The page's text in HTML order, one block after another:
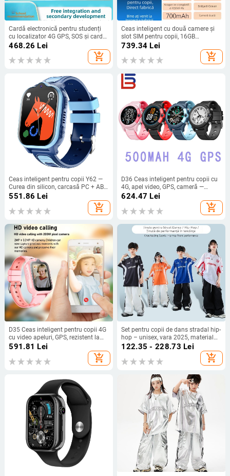
Cardă electronică pentru studenți
cu localizator 4G GPS, SOS și card
de prezență integrat, baterie
468.26 Lei
add_shopping_cart
Ceas inteligent cu două camere și
slot SIM pentru copii, 16GB
memorie, 2GB RAM, baterie
700mAh, compatibil Android și iOS
739.34 Lei
add_shopping_cart
Ceas inteligent pentru copii Y62 —
Curea din silicon, carcasă PC + ABS,
baterie 800mAh, memorie 128MB,
551.86 Lei
add_shopping_cart
D36 Ceas inteligent pentru copii cu
4G, apel video, GPS, cameră —
impermeabil
624.47 Lei
add_shopping_cart
D35 Ceas inteligent pentru copii 4G
cu video apeluri, GPS, rezistent la
apă, baterie 700mAh, multi-limbaj
591.81 Lei
add_shopping_cart
Set pentru copii de dans stradal hip-
hop – unisex, vara 2025, material
uscare rapidă, fibră de acetat, stil
122.35 - 228.73 Lei
add_shopping_cart